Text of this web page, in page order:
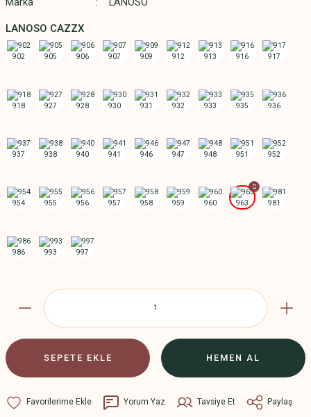
Marka LANOSO
LANOSO CAZZX
SEPETE EKLE HEMEN AL
Yorum Yaz Tavsiye Et Paylaş